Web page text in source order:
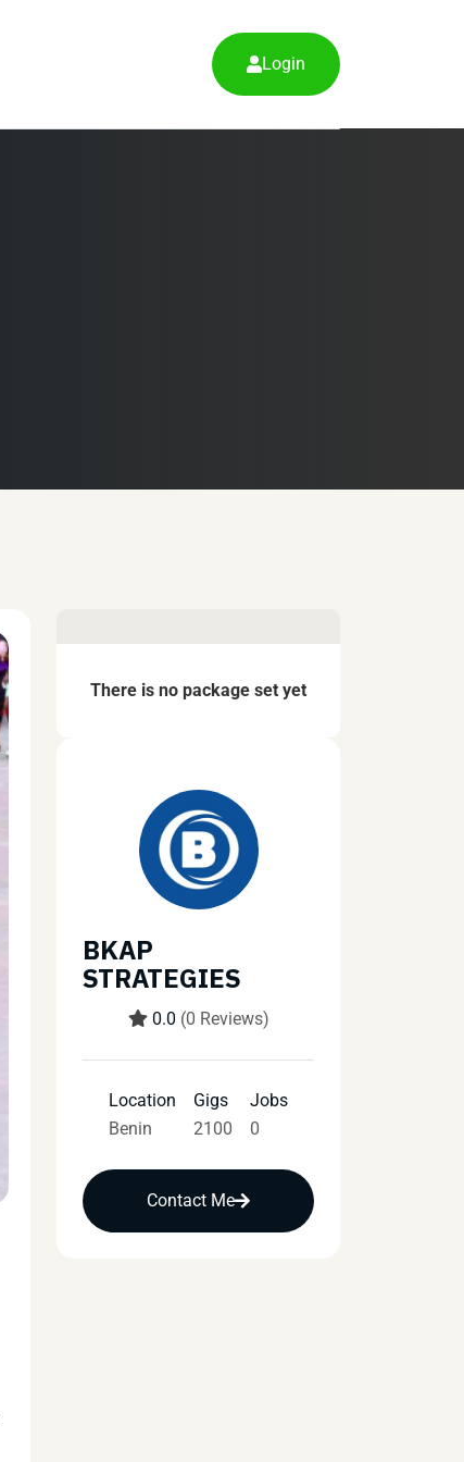
Login
There is no package set yet
BKAP
STRATEGIES
0.0 (0 Reviews)
Location
Benin
Gigs
2100
Jobs
0
Contact Me